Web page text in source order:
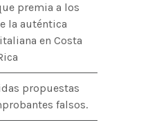
premia a los
la auténtica
en Costa
propuestas
falsos.